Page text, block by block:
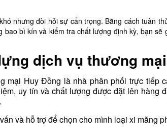
nhưng đòi hỏi sự cẩn trọng. Bằng cách tuân
bì kín và kiểm tra chất lượng định kỳ, bạn sẽ
dịch vụ thương
mại Huy Đồng là nhà phân phối trực tiếp
uy tín và chất lượng được đặt lên hàng
và hỗ trợ để chọn cho mình loại xi măng